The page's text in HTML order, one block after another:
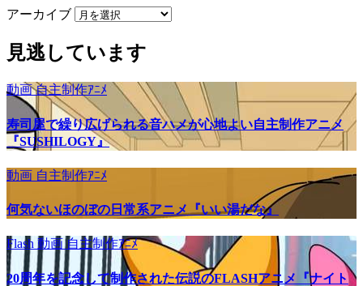
アーカイブ
見逃しています
動画自主制作ｱﾆﾒ
寿司屋で繰り広げられる音ハメが心地よい自主制作アニメ
『SUSHILOGY』
動画 自主制作ｱﾆﾒ
何気ないほのぼの日常系アニメ『いい湯だな』
Flash 動画自主制作ｱﾆﾒ
20周年を記念して制作された伝説のFLASHアニメ『ナイト